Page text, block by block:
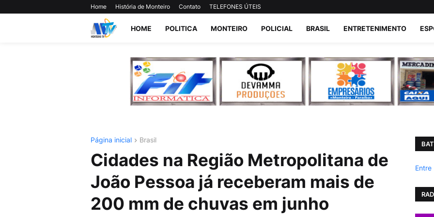
Home História de Monteiro Contato TELEFONES ÚTEIS
HOME POLITICA MONTEIRO POLICIAL BRASIL ENTRETENIMENTO
Página inicial Brasil
Cidades na Região Metropolitana de
João Pessoa já receberam mais de
200 mm de chuvas em junho
Entre